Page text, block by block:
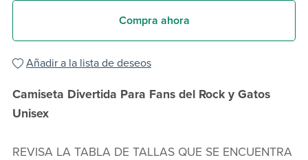
Compra ahora
Añadir a la lista de deseos
Camiseta Divertida Para Fans del Rock y Gatos
Unisex
REVISA LA TABLA DE TALLAS QUE SE ENCUENTRA